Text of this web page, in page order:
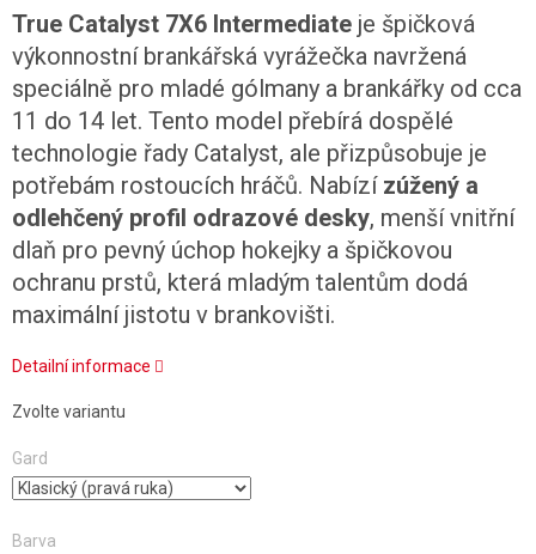
True Catalyst 7X6 Intermediate je špičková
výkonnostní brankářská vyrážečka navržená
speciálně pro mladé gólmany a brankářky od cca
11 do 14 let. Tento model přebírá dospělé
technologie řady Catalyst, ale přizpůsobuje je
potřebám rostoucích hráčů. Nabízí zúžený a
odlehčený profil odrazové desky, menší vnitřní
dlaň pro pevný úchop hokejky a špičkovou
ochranu prstů, která mladým talentům dodá
maximální jistotu v brankovišti.
Detailní informace
Zvolte variantu
Gard
Barva